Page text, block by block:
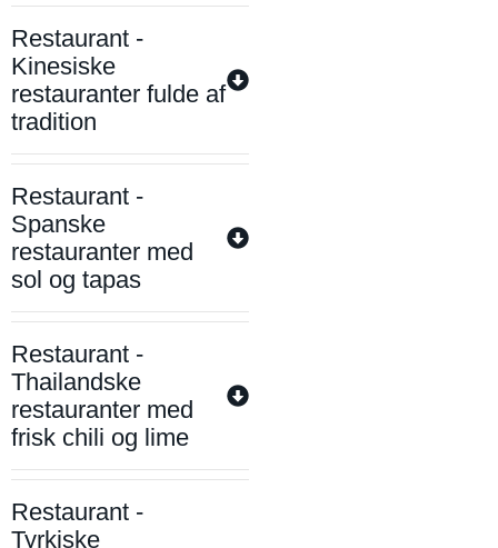
Restaurant -
Kinesiske
restauranter fulde af
tradition
Restaurant -
Spanske
restauranter med
sol og tapas
Restaurant -
Thailandske
restauranter med
frisk chili og lime
Restaurant -
Tyrkiske